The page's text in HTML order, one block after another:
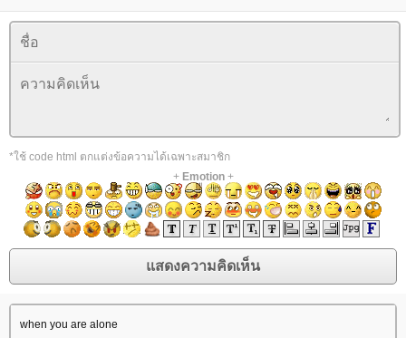
*ใช้ code html ตกแต่งข้อความได้เฉพาะสมาชิก
+ Emotion+
when you are alone